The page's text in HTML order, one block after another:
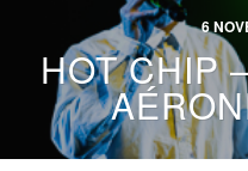
6
HOT CHIP